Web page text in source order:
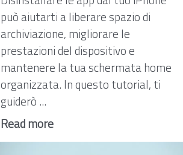
può aiutarti a liberare spazio di
archiviazione, migliorare le
prestazioni del dispositivo e
mantenere la tua schermata home
organizzata. In questo tutorial, ti
guiderò ...
Read more